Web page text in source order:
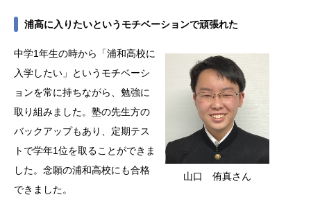
浦高に入りたいというモチベーションで頑張れた
山口 侑真さん
中学1年生の時から「浦和高校に
入学したい」というモチベーシ
ョンを常に持ちながら、勉強に
取り組みました。塾の先生方の
バックアップもあり、定期テス
トで学年1位を取ることができま
した。念願の浦和高校にも合格
できました。